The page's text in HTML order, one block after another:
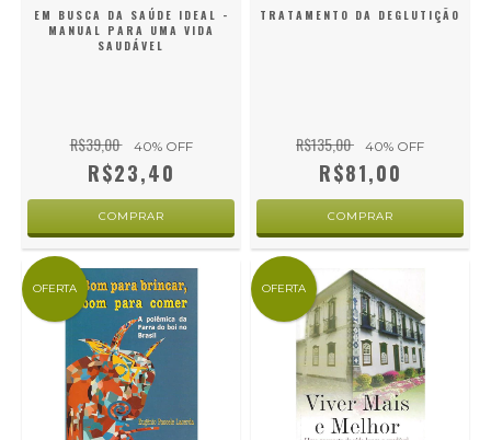
EM BUSCA DA SAÚDE IDEAL -
MANUAL PARA UMA VIDA
SAUDÁVEL
R$39,00 40% OFF
R$23,40
TRATAMENTO DA DEGLUTIÇÃO
R$135,00 40% OFF
R$81,00
OFERTA OFERTA